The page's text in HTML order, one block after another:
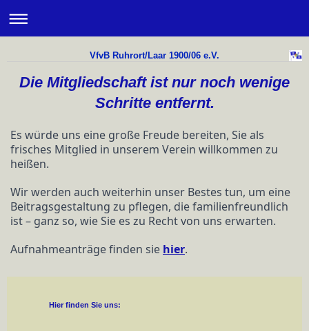
VfvB Ruhrort/Laar 1900/06 e.V.
Die Mitgliedschaft ist nur noch wenige
Schritte entfernt.
Es würde uns eine große Freude bereiten, Sie als
frisches Mitglied in unserem Verein willkommen zu
heißen.
Wir werden auch weiterhin unser Bestes tun, um eine
Beitragsgestaltung zu pflegen, die familienfreundlich
ist – ganz so, wie Sie es zu Recht von uns erwarten.
Aufnahmeanträge finden sie hier.
Hier finden Sie uns: